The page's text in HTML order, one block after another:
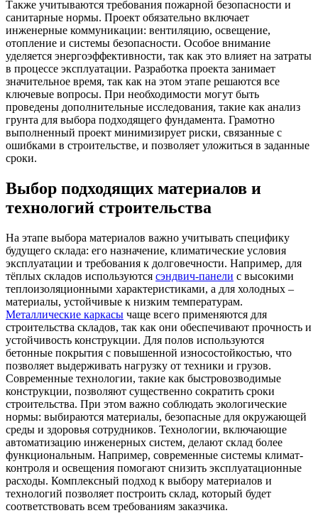
Также учитываются требования пожарной безопасности и
санитарные нормы. Проект обязательно включает
инженерные коммуникации: вентиляцию, освещение,
отопление и системы безопасности. Особое внимание
уделяется энергоэффективности, так как это влияет на затраты
в процессе эксплуатации. Разработка проекта занимает
значительное время, так как на этом этапе решаются все
ключевые вопросы. При необходимости могут быть
проведены дополнительные исследования, такие как анализ
грунта для выбора подходящего фундамента. Грамотно
выполненный проект минимизирует риски, связанные с
ошибками в строительстве, и позволяет уложиться в заданные
сроки.
Выбор подходящих материалов и
технологий строительства
На этапе выбора материалов важно учитывать специфику
будущего склада: его назначение, климатические условия
эксплуатации и требования к долговечности. Например, для
тёплых складов используются сэндвич-панели с высокими
теплоизоляционными характеристиками, а для холодных –
материалы, устойчивые к низким температурам.
Металлические каркасы чаще всего применяются для
строительства складов, так как они обеспечивают прочность и
устойчивость конструкции. Для полов используются
бетонные покрытия с повышенной износостойкостью, что
позволяет выдерживать нагрузку от техники и грузов.
Современные технологии, такие как быстровозводимые
конструкции, позволяют существенно сократить сроки
строительства. При этом важно соблюдать экологические
нормы: выбираются материалы, безопасные для окружающей
среды и здоровья сотрудников. Технологии, включающие
автоматизацию инженерных систем, делают склад более
функциональным. Например, современные системы климат-
контроля и освещения помогают снизить эксплуатационные
расходы. Комплексный подход к выбору материалов и
технологий позволяет построить склад, который будет
соответствовать всем требованиям заказчика.